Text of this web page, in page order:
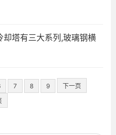
却塔有三大系列,玻璃钢横
7 8 9
下一页